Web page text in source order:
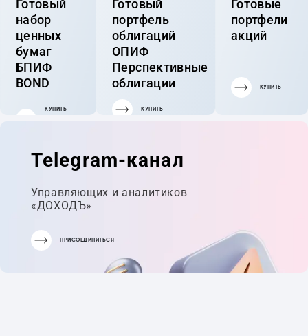
Готовый
набор
ценных
бумаг
БПИФ
BOND
КУПИТЬ
Готовый
портфель
облигаций
ОПИФ
Перспективные
облигации
КУПИТЬ
Готовые
портфели
акций
КУПИТЬ
Telegram-канал
Управляющих и аналитиков
«ДОХОДЪ»
ПРИСОЕДИНИТЬСЯ